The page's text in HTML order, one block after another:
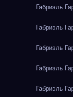
Габриэль
Габриэль
Габриэль
Габриэль
Габриэль